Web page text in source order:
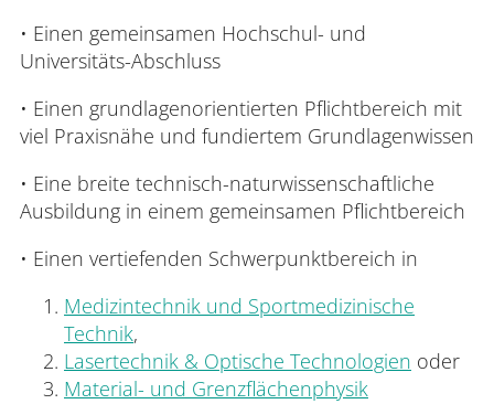
• Einen gemeinsamen Hochschul- und
Universitäts-Abschluss
• Einen grundlagenorientierten Pflichtbereich mit
viel Praxisnähe und fundiertem Grundlagenwissen
• Eine breite technisch-naturwissenschaftliche
Ausbildung in einem gemeinsamen Pflichtbereich
• Einen vertiefenden Schwerpunktbereich in
Medizintechnik und Sportmedizinische
Technik,
Lasertechnik & Optische Technologien oder
Material- und Grenzflächenphysik